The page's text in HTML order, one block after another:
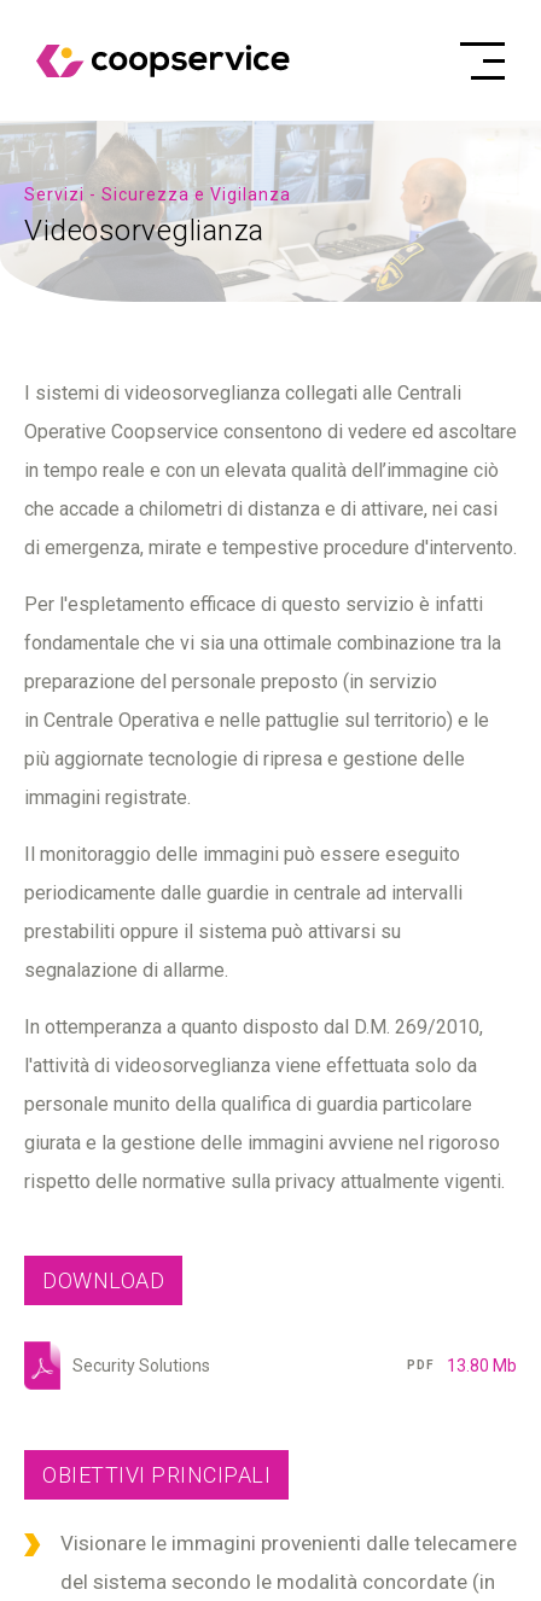
Servizi - Sicurezza e Vigilanza
Videosorveglianza
I sistemi di videosorveglianza collegati alle Centrali
Operative Coopservice consentono di vedere ed ascoltare
in tempo reale e con un elevata qualità dell’immagine ciò
che accade a chilometri di distanza e di attivare, nei casi
di emergenza, mirate e tempestive procedure d'intervento.
Per l'espletamento efficace di questo servizio è infatti
fondamentale che vi sia una ottimale combinazione tra la
preparazione del personale preposto (in servizio
in Centrale Operativa e nelle pattuglie sul territorio) e le
più aggiornate tecnologie di ripresa e gestione delle
immagini registrate.
Il monitoraggio delle immagini può essere eseguito
periodicamente dalle guardie in centrale ad intervalli
prestabiliti oppure il sistema può attivarsi su
segnalazione di allarme.
In ottemperanza a quanto disposto dal D.M. 269/2010,
l'attività di videosorveglianza viene effettuata solo da
personale munito della qualifica di guardia particolare
giurata e la gestione delle immagini avviene nel rigoroso
rispetto delle normative sulla privacy attualmente vigenti.
DOWNLOAD
Security Solutions PDF 13.80 Mb
OBIETTIVI PRINCIPALI
Visionare le immagini provenienti dalle telecamere
del sistema secondo le modalità concordate (in